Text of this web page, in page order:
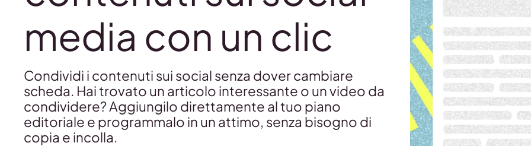
media con un clic
Condividi i contenuti sui social senza dover cambiare
scheda. Hai trovato un articolo interessante o un video da
condividere? Aggiungilo direttamente al tuo piano
editoriale e programmalo in un attimo, senza bisogno di
copia e incolla.